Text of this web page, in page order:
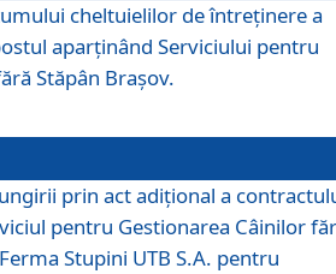
cheltuielilor de întreţinere a
aparţinând Serviciului pentru
Stăpân Braşov.
prin act adiţional a
pentru Gestionarea Câinilor
Stupini UTB S.A. pentru